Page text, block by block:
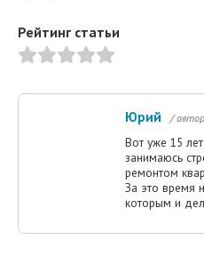
Рейтинг статьи
Юрий /
Вот уже 15
занимаюсь
ремонтом
За это время
которым и